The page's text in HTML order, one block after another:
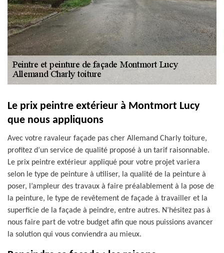
Le prix peintre extérieur à Montmort Lucy
que nous appliquons
Avec votre ravaleur façade pas cher Allemand Charly toiture,
profitez d’un service de qualité proposé à un tarif raisonnable.
Le prix peintre extérieur appliqué pour votre projet variera
selon le type de peinture à utiliser, la qualité de la peinture à
poser, l’ampleur des travaux à faire préalablement à la pose de
la peinture, le type de revêtement de façade à travailler et la
superficie de la façade à peindre, entre autres. N’hésitez pas à
nous faire part de votre budget afin que nous puissions avancer
la solution qui vous conviendra au mieux.